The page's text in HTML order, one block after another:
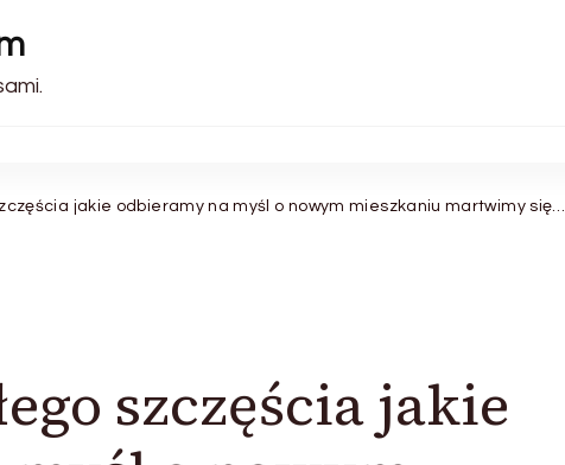
jakie odbieramy na myśl o nowym mieszkaniu martwimy się…
szczęścia jakie